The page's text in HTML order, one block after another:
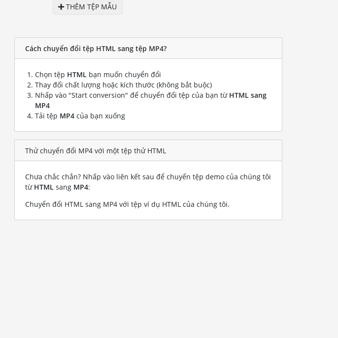
THÊM TỆP MẪU
Cách chuyển đổi tệp HTML sang tệp MP4?
Chọn tệp HTML bạn muốn chuyển đổi
Thay đổi chất lượng hoặc kích thước (không bắt buộc)
Nhấp vào "Start conversion" để chuyển đổi tệp của bạn từ HTML sang
MP4
Tải tệp MP4 của bạn xuống
Thử chuyển đổi MP4 với một tệp thử HTML
Chưa chắc chắn? Nhấp vào liên kết sau để chuyển tệp demo của chúng tôi
từ HTML sang MP4:
Chuyển đổi HTML sang MP4 với tệp ví dụ HTML của chúng tôi.